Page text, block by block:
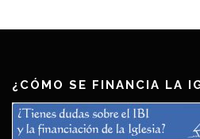
¿CÓMO SE FINANCIA LA